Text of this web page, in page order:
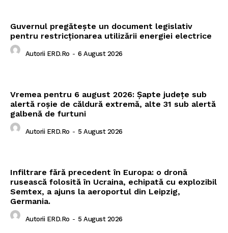
Guvernul pregătește un document legislativ
pentru restricționarea utilizării energiei electrice
Autorii ERD.ro - 6 August 2026
Vremea pentru 6 august 2026: Șapte județe sub
alertă roșie de căldură extremă, alte 31 sub alertă
galbenă de furtuni
Autorii ERD.ro - 5 August 2026
Infiltrare fără precedent în Europa: o dronă
rusească folosită în Ucraina, echipată cu explozibil
Semtex, a ajuns la aeroportul din Leipzig,
Germania.
Autorii ERD.ro - 5 August 2026